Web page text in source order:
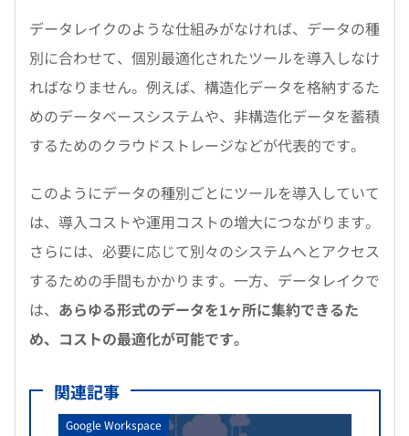
データレイクのような仕組みがなければ、データの種
別に合わせて、個別最適化されたツールを導入しなけ
ればなりません。例えば、構造化データを格納するた
めのデータベースシステムや、非構造化データを蓄積
するためのクラウドストレージなどが代表的です。
このようにデータの種別ごとにツールを導入していて
は、導入コストや運用コストの増大につながります。
さらには、必要に応じて別々のシステムへとアクセス
するための手間もかかります。一方、データレイクで
は、 あらゆる形式のデータを1ヶ所に集約できるた
め、コストの最適化が可能です。
関連記事
Google Workspace